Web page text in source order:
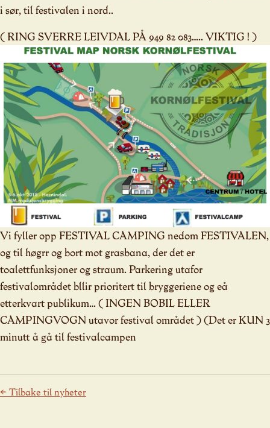
i sør, til festivalen i nord..
( RING SVERRE LEIVDAL PÅ 949 82 083….. VIKTIG ! )
Vi fyller opp FESTIVAL CAMPING nedom FESTIVALEN,
og til høgrr og bort mot grasbana, der det er
toalettfunksjoner og straum. Parkering utafor
festivalområdet bllir prioritert til bryggeriene og eå
etterkvart publikum… ( INGEN BOBIL ELLER
CAMPINGVOGN utavor festival området ) (Det er KUN 3
minutt å gå til festivalcampen
← Tilbake til nyheter